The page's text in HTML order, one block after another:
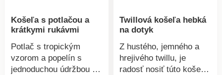
Košeľa s potlačou a
krátkymi rukávmi
Potlač s tropickým
vzorom a popelín s
jednoduchou údržbou -
Twillová košeľa hebká
na dotyk
Z hustého, jemného a
hrejivého twillu, je
radosť nosiť túto košeľu!